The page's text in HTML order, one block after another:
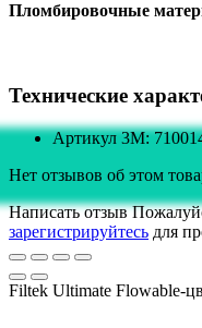
Пломбировочные
Технические
Артикул 3M:
Нет отзывов об этом
Написать отзыв
зарегистрируйтесь для
Filtek Ultimate Flowable-